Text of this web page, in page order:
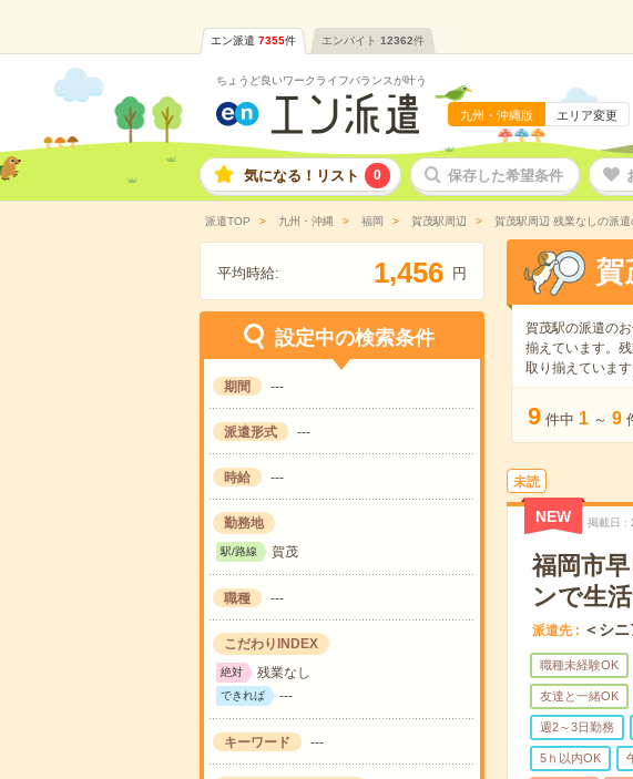
エン派遣 7355件 エンバイト 12362件
ちょうど良いワークライフバランスが叶う
九州・沖縄版 エリア変更
気になる！リスト 0 保存した希望条件
派遣TOP 九州・沖縄 福岡 賀茂駅周辺 賀茂駅周辺 残業なしの派遣
平均時給: 1,456 円
設定中の検索条件
期間 ---
派遣形式 ---
時給 ---
勤務地
駅/路線 賀茂
職種 ---
こだわりINDEX
絶対 残業なし
できれば ---
キーワード ---
賀
賀茂駅の派遣のお
揃えています。残
取り揃えています
9 件中 1 ～ 9
未読
NEW 掲載日
福岡市
ンで生
派遣先 ＜シ
職種未経験OK
友達と一緒OK
週2～3日勤務
5ｈ以内OK